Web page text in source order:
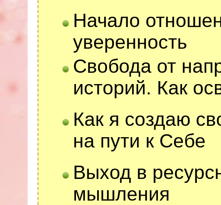
Начало
уверенность
Свобода от
историй. Как
Как я создаю
на пути к Себе
Выход в
мышления